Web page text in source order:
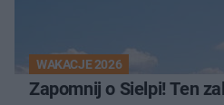
WAKACJE 2026
Zapomnij o Sielpi! Ten